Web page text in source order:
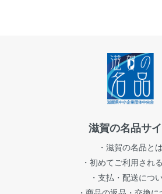
滋賀の名品サ
・滋賀の名品とは
・初めてご利用され
・支払・配送につ